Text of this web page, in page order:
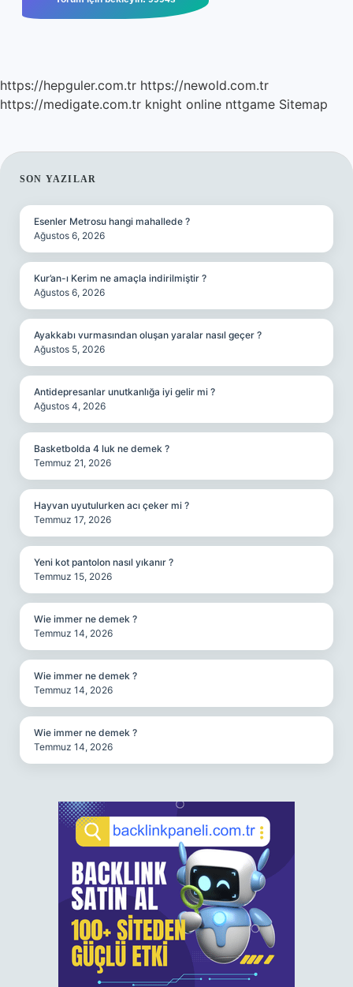
https://hepguler.com.tr https://newold.com.tr
https://medigate.com.tr knight online nttgame Sitemap
SIDEBAR
SON YAZILAR
Esenler Metrosu hangi mahallede ?
Ağustos 6, 2026
Kur’an-ı Kerim ne amaçla indirilmiştir ?
Ağustos 6, 2026
Ayakkabı vurmasından oluşan yaralar nasıl geçer ?
Ağustos 5, 2026
Antidepresanlar unutkanlığa iyi gelir mi ?
Ağustos 4, 2026
Basketbolda 4 luk ne demek ?
Temmuz 21, 2026
Hayvan uyutulurken acı çeker mi ?
Temmuz 17, 2026
Yeni kot pantolon nasıl yıkanır ?
Temmuz 15, 2026
Wie immer ne demek ?
Temmuz 14, 2026
Wie immer ne demek ?
Temmuz 14, 2026
Wie immer ne demek ?
Temmuz 14, 2026